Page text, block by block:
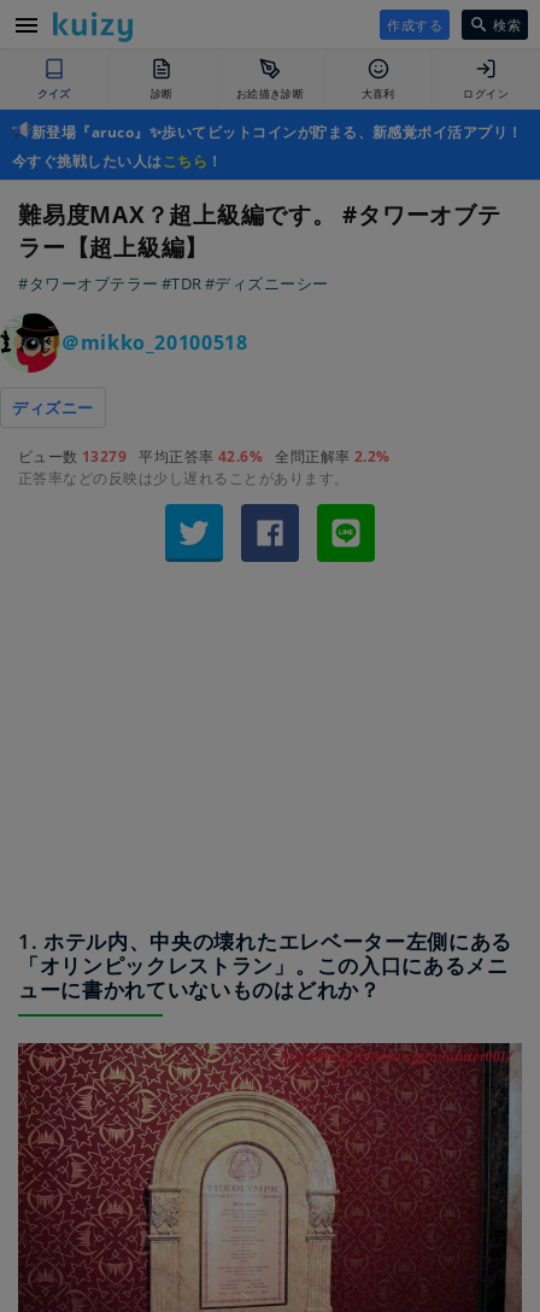
作成する 検索
クイズ 診断 お絵描き診断 大喜利 ログイン
新登場『aruco』✨歩いてビットコインが貯まる、新感覚ポイ活アプリ！
今すぐ挑戦したい人はこちら ！
難易度MAX？超上級編です。 #タワーオブテ
ラー【超上級編】
#タワーオブテラー #TDR#ディズニーシー
＠mikko_20100518
ディズニー
ビュー数 13279 平均正答率 42.6% 全問正解率 2.2%
正答率などの反映は少し遅れることがあります。
1. ホテル内、中央の壊れたエレベーター左側にある
「オリンピックレストラン」。この入口にあるメニ
ューに書かれていないものはどれか？